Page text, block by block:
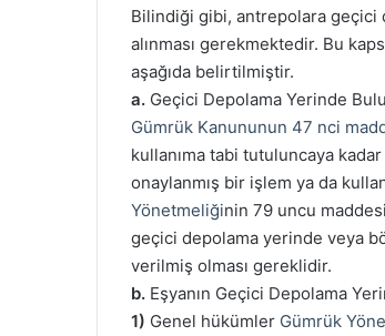
Bilindiği gibi, antrepolara geçici
alınması gerekmektedir. Bu
aşağıda belirtilmiştir.
a. Geçici Depolama Yerinde
Gümrük Kanununun 47 nci
kullanıma tabi tutuluncaya
onaylanmış bir işlem ya da
Yönetmeliğinin 79 uncu
geçici depolama yerinde veya
verilmiş olması gereklidir.
b. Eşyanın Geçici Depolama
1) Genel hükümler Gümrük